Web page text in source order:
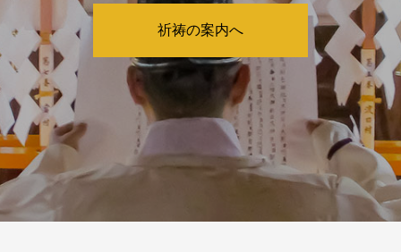
祈祷の案内へ